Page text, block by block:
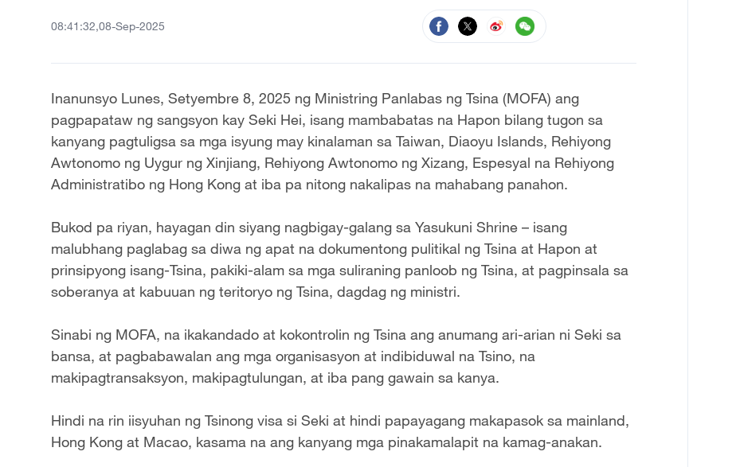
08:41:32,08-Sep-2025
Inanunsyo Lunes, Setyembre 8, 2025 ng Ministring Panlabas ng Tsina (MOFA) ang
pagpapataw ng sangsyon kay Seki Hei, isang mambabatas na Hapon bilang tugon sa
kanyang pagtuligsa sa mga isyung may kinalaman sa Taiwan, Diaoyu Islands, Rehiyong
Awtonomo ng Uygur ng Xinjiang, Rehiyong Awtonomo ng Xizang, Espesyal na Rehiyong
Administratibo ng Hong Kong at iba pa nitong nakalipas na mahabang panahon.
Bukod pa riyan, hayagan din siyang nagbigay-galang sa Yasukuni Shrine – isang
malubhang paglabag sa diwa ng apat na dokumentong pulitikal ng Tsina at Hapon at
prinsipyong isang-Tsina, pakiki-alam sa mga suliraning panloob ng Tsina, at pagpinsala sa
soberanya at kabuuan ng teritoryo ng Tsina, dagdag ng ministri.
Sinabi ng MOFA, na ikakandado at kokontrolin ng Tsina ang anumang ari-arian ni Seki sa
bansa, at pagbabawalan ang mga organisasyon at indibiduwal na Tsino, na
makipagtransaksyon, makipagtulungan, at iba pang gawain sa kanya.
Hindi na rin iisyuhan ng Tsinong visa si Seki at hindi papayagang makapasok sa mainland,
Hong Kong at Macao, kasama na ang kanyang mga pinakamalapit na kamag-anakan.